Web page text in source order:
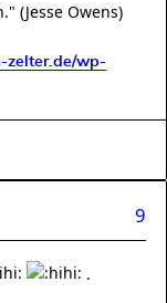
(Jesse Owens)
zelter.de/wp-
9
.